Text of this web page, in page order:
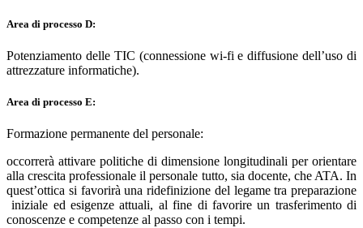
Area di processo D:
Potenziamento delle TIC (connessione wi-fi e diffusione dell’uso di
attrezzature informatiche).
Area di processo E:
Formazione permanente del personale:
occorrerà attivare politiche di dimensione longitudinali per orientare
alla crescita professionale il personale tutto, sia docente, che ATA. In
quest’ottica si favorirà una ridefinizione del legame tra preparazione
iniziale ed esigenze attuali, al fine di favorire un trasferimento di
conoscenze e competenze al passo con i tempi.